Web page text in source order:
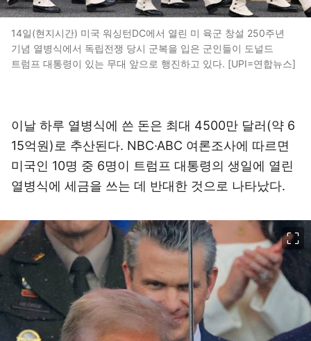
14일(현지시간) 미국 워싱턴DC에서 열린 미 육군 창설 250주년
기념 열병식에서 독립전쟁 당시 군복을 입은 군인들이 도널드
트럼프 대통령이 있는 무대 앞으로 행진하고 있다. [UPI=연합뉴스]
이날 하루 열병식에 쓴 돈은 최대 4500만 달러(약 6
15억원)로 추산된다. NBC·ABC 여론조사에 따르면
미국인 10명 중 6명이 트럼프 대통령의 생일에 열린
열병식에 세금을 쓰는 데 반대한 것으로 나타났다.